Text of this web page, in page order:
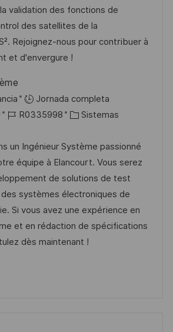
e
m
p
o
g
o
r
í
validation des fonctions de
des satellites de la
Rejoignez-nous pour contribuer à
et d'envergure !
Jornada completa
I
d
e
e
m
p
l
e
R0335998
C
t
e
g
o
r
í
a
Sistemas
un Ingénieur Système passionné
équipe à Elancourt. Vous serez
de solutions de test
systèmes électroniques de
Si vous avez une expérience en
et en rédaction de spécifications
dès maintenant !